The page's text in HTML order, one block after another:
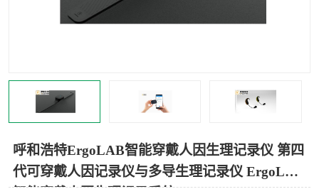
呼和浩特ErgoLAB智能穿戴人因生理记录仪 第四
代可穿戴人因记录仪与多导生理记录仪 ErgoLAB
人机环境同步云平台